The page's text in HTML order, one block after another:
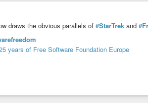
draws the obvious parallels of #StarTrek and